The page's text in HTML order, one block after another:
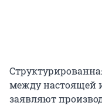
между настоящей
заявляют